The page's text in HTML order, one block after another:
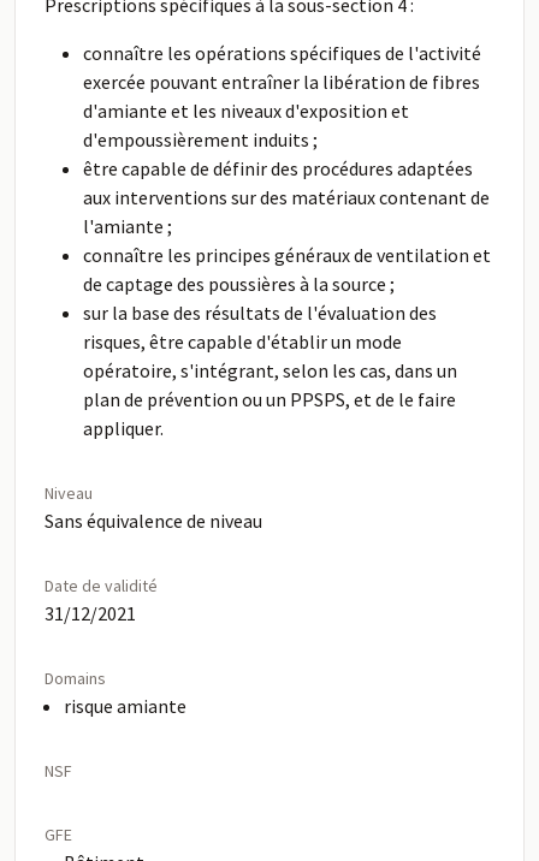
Prescriptions spécifiques à la sous-section 4 :
connaître les opérations spécifiques de l'activité
exercée pouvant entraîner la libération de fibres
d'amiante et les niveaux d'exposition et
d'empoussièrement induits ;
être capable de définir des procédures adaptées
aux interventions sur des matériaux contenant de
l'amiante ;
connaître les principes généraux de ventilation et
de captage des poussières à la source ;
sur la base des résultats de l'évaluation des
risques, être capable d'établir un mode
opératoire, s'intégrant, selon les cas, dans un
plan de prévention ou un PPSPS, et de le faire
appliquer.
Niveau
Sans équivalence de niveau
Date de validité
31/12/2021
Domains
risque amiante
NSF
GFE